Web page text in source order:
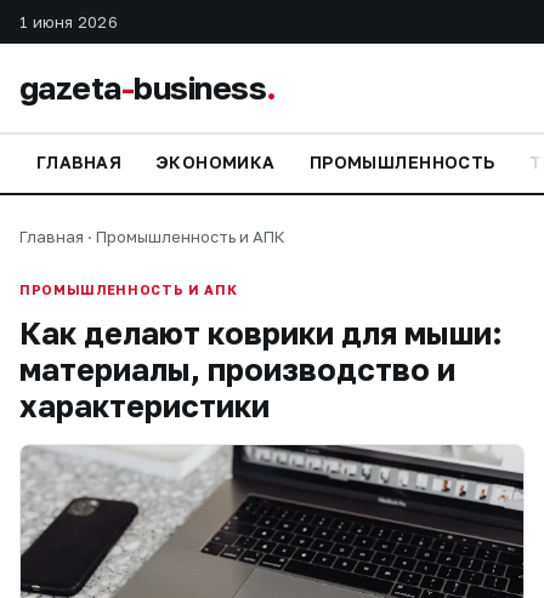
1 июня 2026
gazeta-business.
ГЛАВНАЯ ЭКОНОМИКА ПРОМЫШЛЕННОСТЬ
Главная · Промышленность и АПК
ПРОМЫШЛЕННОСТЬ И АПК
Как делают коврики для мыши:
материалы, производство и
характеристики